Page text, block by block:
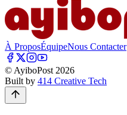
À ProposÉquipeNous Contacter
© AyiboPost 2026
Built by 414 Creative Tech